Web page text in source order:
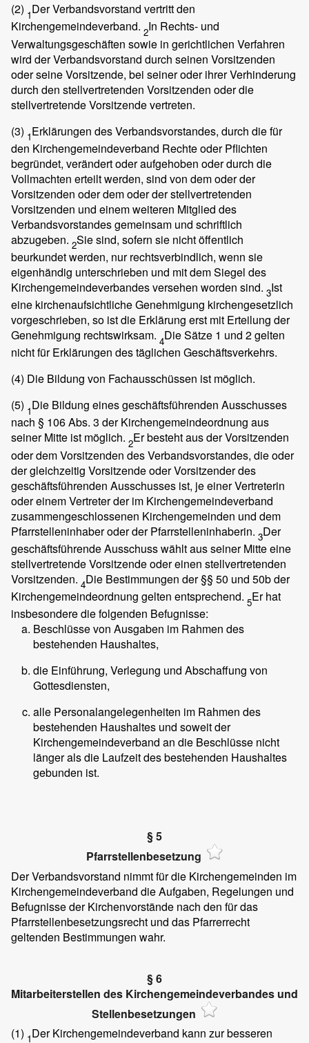
(2) 1Der Verbandsvorstand vertritt den
Kirchengemeindeverband. 2In Rechts- und
Verwaltungsgeschäften sowie in gerichtlichen Verfahren
wird der Verbandsvorstand durch seinen Vorsitzenden
oder seine Vorsitzende, bei seiner oder ihrer Verhinderung
durch den stellvertretenden Vorsitzenden oder die
stellvertretende Vorsitzende vertreten.
(3) 1Erklärungen des Verbandsvorstandes, durch die für
den Kirchengemeindeverband Rechte oder Pflichten
begründet, verändert oder aufgehoben oder durch die
Vollmachten erteilt werden, sind von dem oder der
Vorsitzenden oder dem oder der stellvertretenden
Vorsitzenden und einem weiteren Mitglied des
Verbandsvorstandes gemeinsam und schriftlich
abzugeben. 2Sie sind, sofern sie nicht öffentlich
beurkundet werden, nur rechtsverbindlich, wenn sie
eigenhändig unterschrieben und mit dem Siegel des
Kirchengemeindeverbandes versehen worden sind. 3Ist
eine kirchenaufsichtliche Genehmigung kirchengesetzlich
vorgeschrieben, so ist die Erklärung erst mit Erteilung der
Genehmigung rechtswirksam. 4Die Sätze 1 und 2 gelten
nicht für Erklärungen des täglichen Geschäftsverkehrs.
(4) Die Bildung von Fachausschüssen ist möglich.
(5) 1Die Bildung eines geschäftsführenden Ausschusses
nach § 106 Abs. 3 der Kirchengemeindeordnung aus
seiner Mitte ist möglich. 2Er besteht aus der Vorsitzenden
oder dem Vorsitzenden des Verbandsvorstandes, die oder
der gleichzeitig Vorsitzende oder Vorsitzender des
geschäftsführenden Ausschusses ist, je einer Vertreterin
oder einem Vertreter der im Kirchengemeindeverband
zusammengeschlossenen Kirchengemeinden und dem
Pfarrstelleninhaber oder der Pfarrstelleninhaberin. 3Der
geschäftsführende Ausschuss wählt aus seiner Mitte eine
stellvertretende Vorsitzende oder einen stellvertretenden
Vorsitzenden. 4Die Bestimmungen der §§ 50 und 50b der
Kirchengemeindeordnung gelten entsprechend. 5Er hat
insbesondere die folgenden Befugnisse:
Beschlüsse von Ausgaben im Rahmen des
bestehenden Haushaltes,
die Einführung, Verlegung und Abschaffung von
Gottesdiensten,
alle Personalangelegenheiten im Rahmen des
bestehenden Haushaltes und soweit der
Kirchengemeindeverband an die Beschlüsse nicht
länger als die Laufzeit des bestehenden Haushaltes
gebunden ist.
§ 5
Pfarrstellenbesetzung
Der Verbandsvorstand nimmt für die Kirchengemeinden im
Kirchengemeindeverband die Aufgaben, Regelungen und
Befugnisse der Kirchenvorstände nach den für das
Pfarrstellenbesetzungsrecht und das Pfarrerrecht
geltenden Bestimmungen wahr.
§ 6
Mitarbeiterstellen des Kirchengemeindeverbandes und
Stellenbesetzungen
(1) 1Der Kirchengemeindeverband kann zur besseren